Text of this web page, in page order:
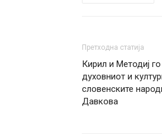
Претходна статија
Кирил и Методиј
духовниот и
словенските
Давкова